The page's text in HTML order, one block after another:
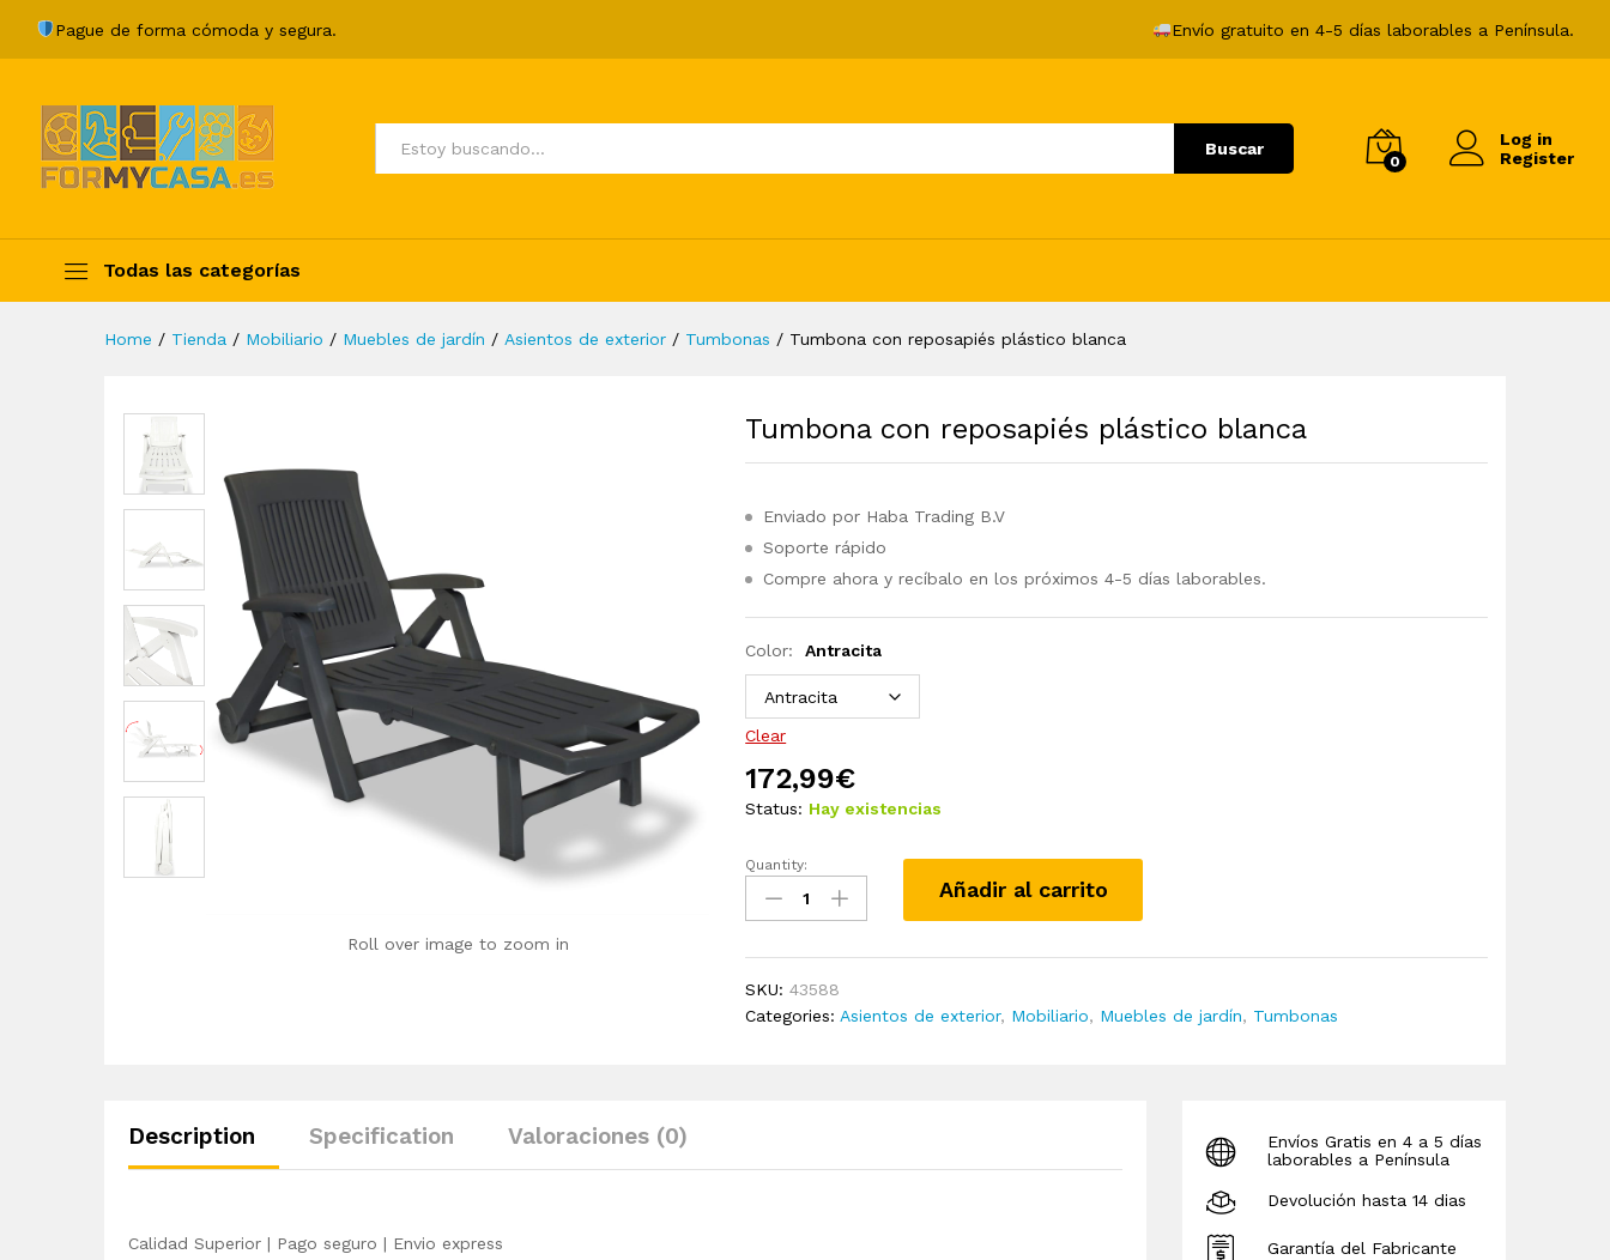
Pague de forma cómoda y segura. Envío gratuito en 4-5 días laborables a Península.
Todos Buscar
0
Log in
Register
Todas las categorías
Producto para mascotas
Home / Tienda / Mobiliario / Muebles de jardín / Asientos de exterior / Tumbonas / Tumbona con reposapiés plástico blanca
Roll over image to zoom in
Tumbona con reposapiés plástico blanca
Enviado por Haba Trading B.V
Soporte rápido
Compre ahora y recíbalo en los próximos 4-5 días laborables.
Color: Antracita
Clear
172,99€
Status: Hay existencias
Tumbona
con
reposapiés
quantity
Quantity:
Añadir al carrito
SKU:43588
Categories: Asientos de exterior, Mobiliario, Muebles de jardín, Tumbonas
Description Specification Valoraciones (0)
Calidad Superior | Pago seguro | Envio express
Envíos Gratis en 4 a 5 días
laborables a Península
Devolución hasta 14 dias
Garantía del Fabricante
Description Specification
172,99€ Añadir al carrito